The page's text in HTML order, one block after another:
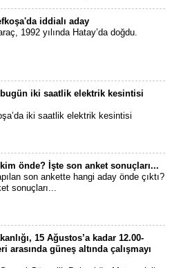
iddialı aday
1992 yılında Hatay’da doğdu.
iki saatlik elektrik kesintisi
iki saatlik elektrik kesintisi
önde? İşte son anket sonuçları...
son ankette hangi aday önde çıktı?
sonuçları...
15 Ağustos’a kadar 12.00-
arasında güneş altında çalışmayı